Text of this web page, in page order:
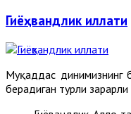
Гиёҳвандлик иллати
Муқаддас динимизнинг
берадиган турли